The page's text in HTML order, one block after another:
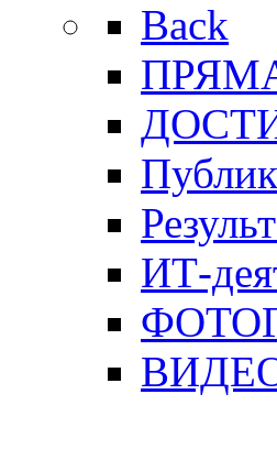
Back
ИТ-